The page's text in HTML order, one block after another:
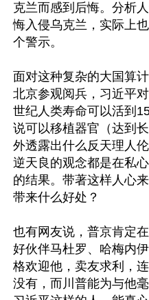
克兰而感到后悔。分析
悔入侵乌克兰，实际上
个警示。
面对这种复杂的大国算
北京参观阅兵，习近平
世纪人类寿命可以活到
说可以移植器官（达到
外透露出什么反天理人
逆天良的观念都是在私
的结果。带著这样人心
带来什么好处？
也有网友说，普京肯定
好伙伴马杜罗、哈梅内
格欢迎他，卖友求利，
没有，而川普能为与他